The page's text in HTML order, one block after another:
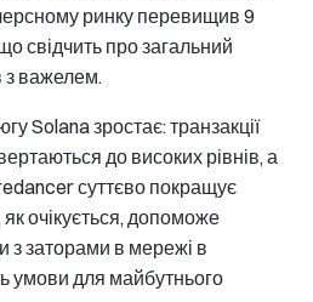
ринку перевищив 9
свідчить про загальний
з важелем.
Solana зростає: транзакції
до високих рівнів, а
суттєво покращує
очікується, допоможе
заторами в мережі в
умови для майбутнього